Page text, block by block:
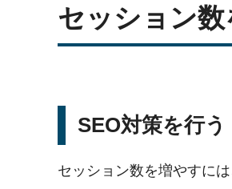
セッション
SEO対策を行う
セッション数を増やすに